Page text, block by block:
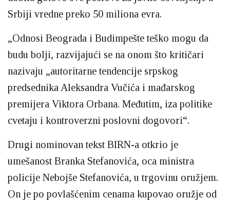
Srbiji vredne preko 50 miliona evra.
„Odnosi Beograda i Budimpešte teško mogu da
budu bolji, razvijajući se na onom što kritičari
nazivaju „autoritarne tendencije srpskog
predsednika Aleksandra Vučića i mađarskog
premijera Viktora Orbana. Međutim, iza politike
cvetaju i kontroverzni poslovni dogovori“.
Drugi nominovan tekst BIRN-a otkrio je
umešanost Branka Stefanovića, oca ministra
policije Nebojše Stefanovića, u trgovinu oružjem.
On je po povlašćenim cenama kupovao oružje od